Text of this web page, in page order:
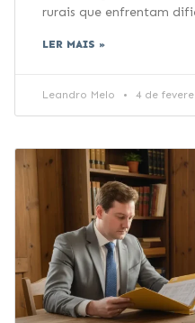
rurais que enfrentam
LER MAIS »
Leandro Melo 4 de